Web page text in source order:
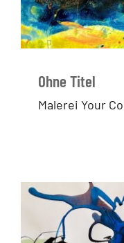
Ohne Titel
Malerei Your